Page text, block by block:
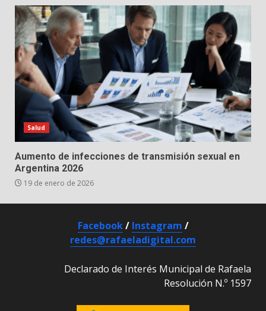
Salud
Aumento de infecciones de transmisión sexual en
Argentina 2026
19 de enero de 2026
Facebook/ Instagram /
redes@rafaeladigital.com
Declarado de Interés Municipal de Rafaela
Resolución N.º 1597